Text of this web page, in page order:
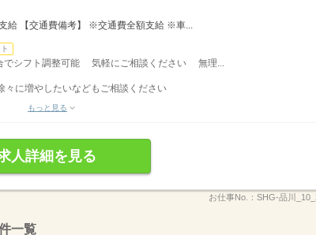
【交通費備考】 ※交通費全額支給 ※車...
シフト調整可能 気軽にご相談ください 無理...
に増やしたいなどもご相談ください
もっと見る
人詳細を見る
お仕事No.： SHG-品川
一覧